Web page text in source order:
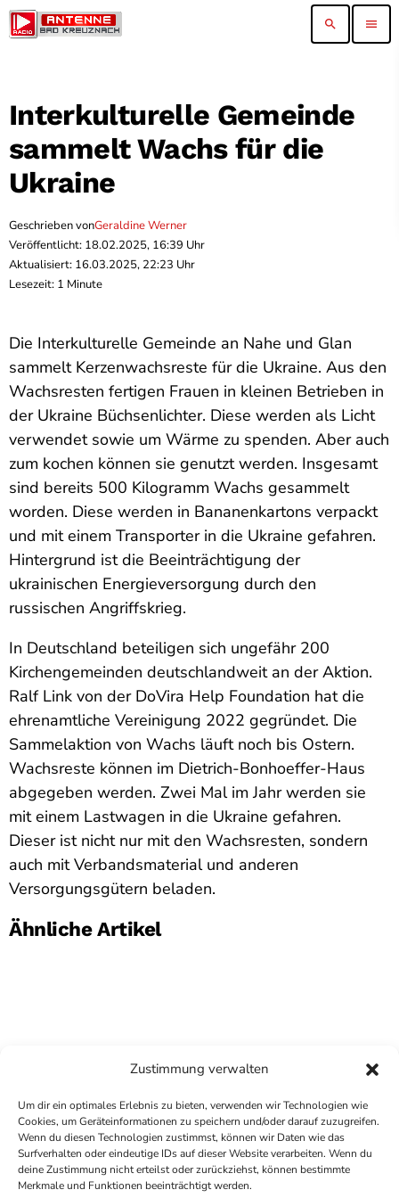
Zustimmung verwalten
Um dir ein optimales Erlebnis zu bieten, verwenden wir Technologien wie
Cookies, um Geräteinformationen zu speichern und/oder darauf zuzugreifen.
Wenn du diesen Technologien zustimmst, können wir Daten wie das
Surfverhalten oder eindeutige IDs auf dieser Website verarbeiten. Wenn du
deine Zustimmung nicht erteilst oder zurückziehst, können bestimmte
Merkmale und Funktionen beeinträchtigt werden.
search menu
Interkulturelle Gemeinde
sammelt Wachs für die
Ukraine
Geschrieben vonGeraldine Werner
Veröffentlicht: 18.02.2025, 16:39 Uhr
Aktualisiert: 16.03.2025, 22:23 Uhr
Lesezeit: 1 Minute
Die Interkulturelle Gemeinde an Nahe und Glan
sammelt Kerzenwachsreste für die Ukraine. Aus den
Wachsresten fertigen Frauen in kleinen Betrieben in
der Ukraine Büchsenlichter. Diese werden als Licht
verwendet sowie um Wärme zu spenden. Aber auch
zum kochen können sie genutzt werden. Insgesamt
sind bereits 500 Kilogramm Wachs gesammelt
worden. Diese werden in Bananenkartons verpackt
und mit einem Transporter in die Ukraine gefahren.
Hintergrund ist die Beeinträchtigung der
ukrainischen Energieversorgung durch den
russischen Angriffskrieg.
In Deutschland beteiligen sich ungefähr 200
Kirchengemeinden deutschlandweit an der Aktion.
Ralf Link von der DoVira Help Foundation hat die
ehrenamtliche Vereinigung 2022 gegründet. Die
Sammelaktion von Wachs läuft noch bis Ostern.
Wachsreste können im Dietrich-Bonhoeffer-Haus
abgegeben werden. Zwei Mal im Jahr werden sie
mit einem Lastwagen in die Ukraine gefahren.
Dieser ist nicht nur mit den Wachsresten, sondern
auch mit Verbandsmaterial und anderen
Versorgungsgütern beladen.
Ähnliche Artikel
COPYRIGHTANTENNE BAD KREUZNACH